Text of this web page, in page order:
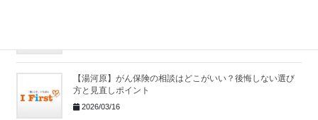
【湯河原】がん保険の相談はどこがいい？後悔しない選び
方と見直しポイント
2026/03/16